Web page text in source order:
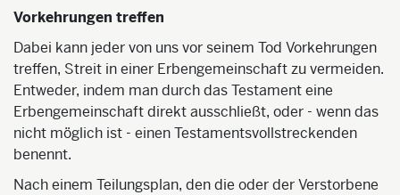
Vorkehrungen treffen
Dabei kann jeder von uns vor seinem Tod Vorkehrungen
treffen, Streit in einer Erbengemeinschaft zu vermeiden.
Entweder, indem man durch das Testament eine
Erbengemeinschaft direkt ausschließt, oder - wenn das
nicht möglich ist - einen Testamentsvollstreckenden
benennt.
Nach einem Teilungsplan, den die oder der Verstorbene